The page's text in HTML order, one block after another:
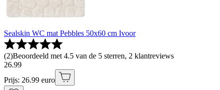
Sealskin WC mat Pebbles 50x60 cm Ivoor
(2)Beoordeeld met 4.5 van de 5 sterren, 2 klantreviews
26.99
Prijs: 26.99 euro